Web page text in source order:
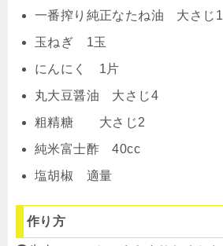
一番搾り純正なたね油 大さじ1
玉ねぎ 1玉
にんにく 1片
丸大豆醤油 大さじ4
粗精糖 大さじ2
純米富士酢 40cc
塩胡椒 適量
作り方